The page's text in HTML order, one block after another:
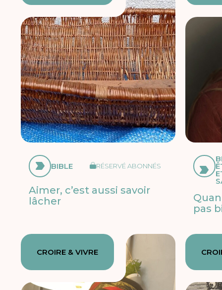
BIBLE RÉSERVÉ ABONNÉS
Aimer, c’est aussi savoir
lâcher
pas
CROIRE & VIVRE